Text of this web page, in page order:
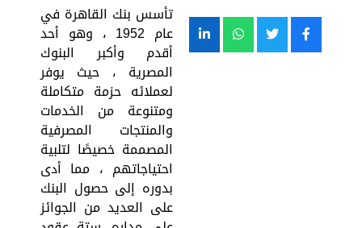
تأسس بنك القاهرة في
عام 1952 ، وهو أحد
أقدم وأكبر البنوك
المصرية ، حيث يوفر
لعملائه حزمة متكاملة
ومتنوعة من الخدمات
والمنتجات المصرفية
المصممة خصيصًا لتلبية
احتياجاتهم ، مما أدى
بدوره إلى حصول البنك
على العديد من الجوائز